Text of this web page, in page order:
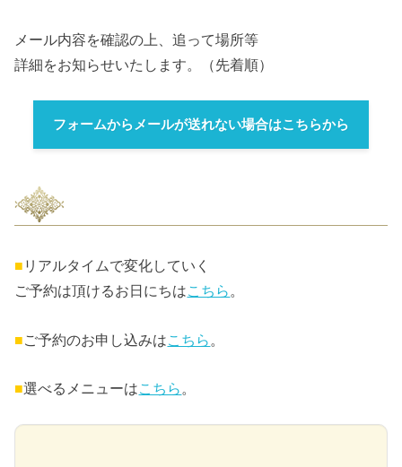
メール内容を確認の上、追って場所等
詳細をお知らせいたします。（先着順）
フォームからメールが送れない場合はこちらから
■ リアルタイムで変化していく
ご予約は頂けるお日にちはこちら 。
■ご予約のお申し込みはこちら 。
■選べるメニューはこちら 。